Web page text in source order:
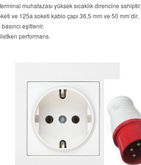
muhafazası yüksek sıcaklık direncine sahiptir.
ve 125a soketi kablo çapı 36,5 mm ve 50 mm’dir.
eşitlenir.
performans.